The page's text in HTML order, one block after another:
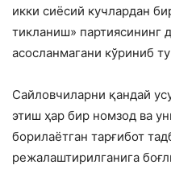
икки сиёсий кучлардан
тикланиш» партиясининг
асосланмагани кўриниб
Сайловчиларни қандай
этиш ҳар бир номзод ва
борилаётган тарғибот
режалаштирилганига